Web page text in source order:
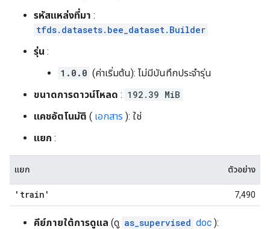
รหัสแหล่งที่มา :
tfds.datasets.bee_dataset.Builder
รุ่น :
1.0.0 (ค่าเริ่มต้น): ไม่มีบันทึกประจำรุ่น
ขนาดการดาวน์โหลด : 192.39 MiB
แคชอัตโนมัติ ( เอกสาร ): ใช่
แยก :
แยก ตัวอย่าง
'train' 7,490
คีย์ภายใต้การดูแล (ดู as_supervised doc ):